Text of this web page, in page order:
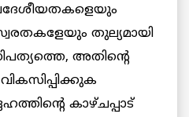
തുല്യമായി
അതിന്‍റെ
കാഴ്ചപ്പാട്